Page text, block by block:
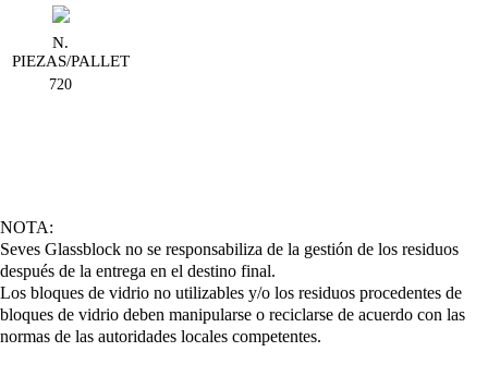
N.
PIEZAS/PALLET
720
NOTA:
Seves Glassblock no se responsabiliza de la gestión de los residuos
después de la entrega en el destino final.
Los bloques de vidrio no utilizables y/o los residuos procedentes de
bloques de vidrio deben manipularse o reciclarse de acuerdo con las
normas de las autoridades locales competentes.